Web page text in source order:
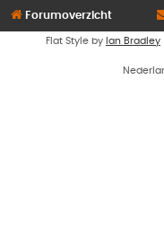
Forumoverzicht
Flat Style by Ian Bradley